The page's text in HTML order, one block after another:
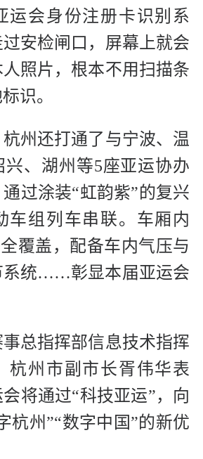
运会身份注册卡识别系
安检闸口，屏幕上就会
照片，根本不用扫描条
识。
州还打通了与宁波、温
兴、湖州等5座亚运协办
过涂装“虹韵紫”的复兴
车组列车串联。车厢内
覆盖，配备车内气压与
系统……彰显本届亚运会
总指挥部信息技术指挥
杭州市副市长胥伟华表
将通过“科技亚运”，向
杭州”“数字中国”的新优